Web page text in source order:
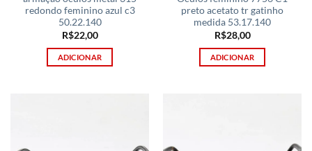
redondo feminino azul c3
50.22.140
R$22,00
ADICIONAR
preto acetato tr gatinho
medida 53.17.140
R$28,00
ADICIONAR